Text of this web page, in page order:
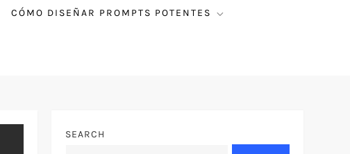
CÓMO DISEÑAR PROMPTS POTENTES
SEARCH